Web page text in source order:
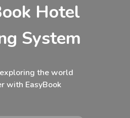
Hotel
System
the world
with EasyBook